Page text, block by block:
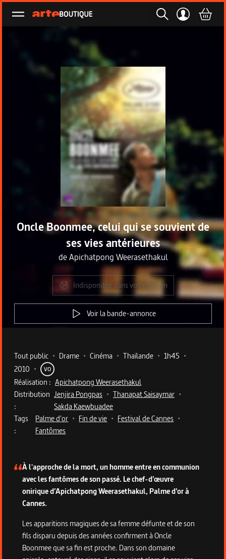
Ouvrir le menu
Oncle Boonmee, celui qui se souvient de
ses vies antérieures
deApichatpong Weerasethakul
Indisponible dans votre région
Voir la bande-annonce
Metadata du programme
Tout public • Drame • Cinéma • Thaïlande • 1h45 •
2010 • VO
Réalisation : Apichatpong Weerasethakul
Distribution
:
Jenjira Pongpas • Thanapat Saisaymar •
Sakda Kaewbuadee
Tags
:
Palme d'or • Fin de vie • Festival de Cannes •
Fantômes
À l'approche de la mort, un homme entre en communion
avec les fantômes de son passé. Le chef-d’œuvre
onirique d’Apichatpong Weerasethakul, Palme d’or à
Cannes.
Les apparitions magiques de sa femme défunte et de son
fils disparu depuis des années confirment à Oncle
Boonmee que sa fin est proche. Dans son domaine